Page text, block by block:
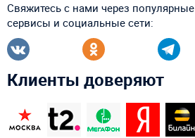
Свяжитесь с нами через популярные
сервисы и социальные сети:
Клиенты доверяют